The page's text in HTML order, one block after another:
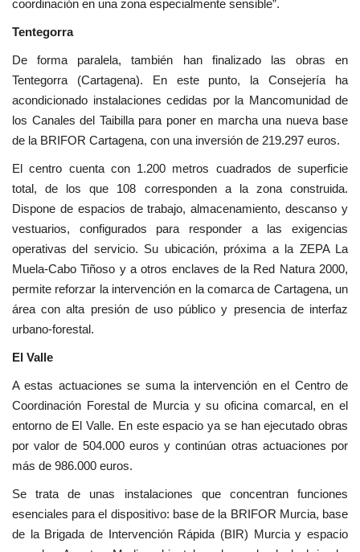
coordinación en una zona especialmente sensible”.
Tentegorra
De forma paralela, también han finalizado las obras en
Tentegorra (Cartagena). En este punto, la Consejería ha
acondicionado instalaciones cedidas por la Mancomunidad de
los Canales del Taibilla para poner en marcha una nueva base
de la BRIFOR Cartagena, con una inversión de 219.297 euros.
El centro cuenta con 1.200 metros cuadrados de superficie
total, de los que 108 corresponden a la zona construida.
Dispone de espacios de trabajo, almacenamiento, descanso y
vestuarios, configurados para responder a las exigencias
operativas del servicio. Su ubicación, próxima a la ZEPA La
Muela-Cabo Tiñoso y a otros enclaves de la Red Natura 2000,
permite reforzar la intervención en la comarca de Cartagena, un
área con alta presión de uso público y presencia de interfaz
urbano-forestal.
El Valle
A estas actuaciones se suma la intervención en el Centro de
Coordinación Forestal de Murcia y su oficina comarcal, en el
entorno de El Valle. En este espacio ya se han ejecutado obras
por valor de 504.000 euros y continúan otras actuaciones por
más de 986.000 euros.
Se trata de unas instalaciones que concentran funciones
esenciales para el dispositivo: base de la BRIFOR Murcia, base
de la Brigada de Intervención Rápida (BIR) Murcia y espacio